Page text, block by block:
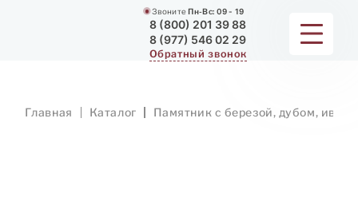
ЗвонитеПн-Вс: 09 - 19
8 (800) 201 39 88
8 (977) 546 02 29
Обратный звонок
Главная Каталог Памятник с березой, дубом, ивой